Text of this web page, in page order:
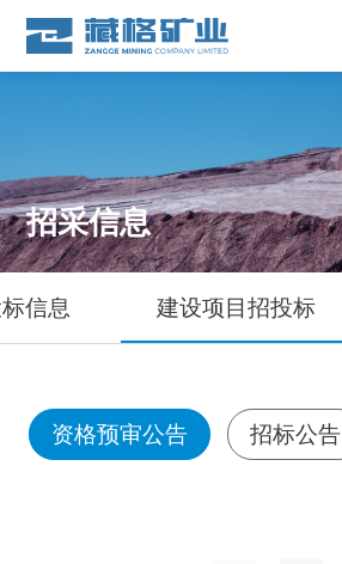
招采信息
信息 建设项目招投标
资格预审公告 招标公告